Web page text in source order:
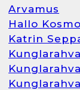
Arvamus
Hallo
Katrin